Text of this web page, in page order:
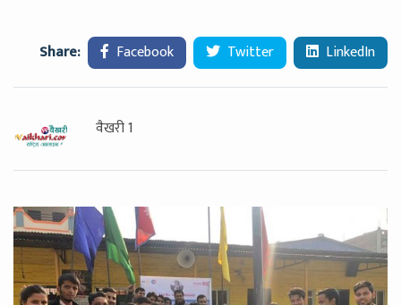
Share: Facebook Twitter LinkedIn
वैखरी 1